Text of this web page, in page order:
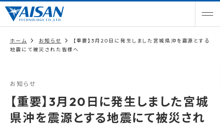
ホーム お知らせ
【重要】3月20日に発生しました宮城県沖を震源とする
地震にて被災された皆様へ
お知らせ
【重要】3月20日に発生しました宮城
県沖を震源とする地震にて被災され